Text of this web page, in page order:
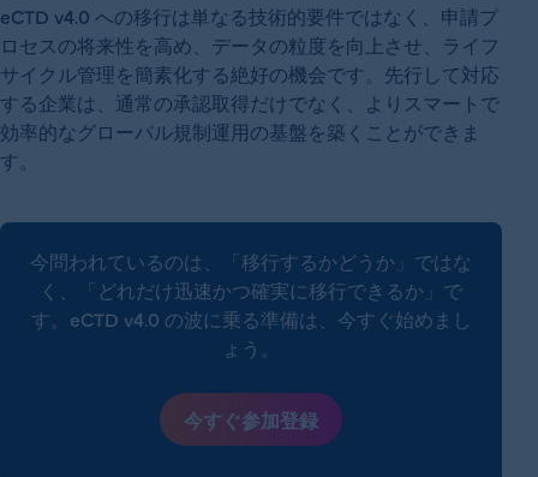
eCTD v4.0 への移行は単なる技術的要件ではなく、申請プ
ロセスの将来性を高め、データの粒度を向上させ、ライフ
サイクル管理を簡素化する絶好の機会です。先行して対応
する企業は、通常の承認取得だけでなく、よりスマートで
効率的なグローバル規制運用の基盤を築くことができま
す。
今問われているのは、「移行するかどうか」ではな
く、「どれだけ迅速かつ確実に移行できるか」で
す。eCTD v4.0 の波に乗る準備は、今すぐ始めまし
ょう。
今すぐ参加登録